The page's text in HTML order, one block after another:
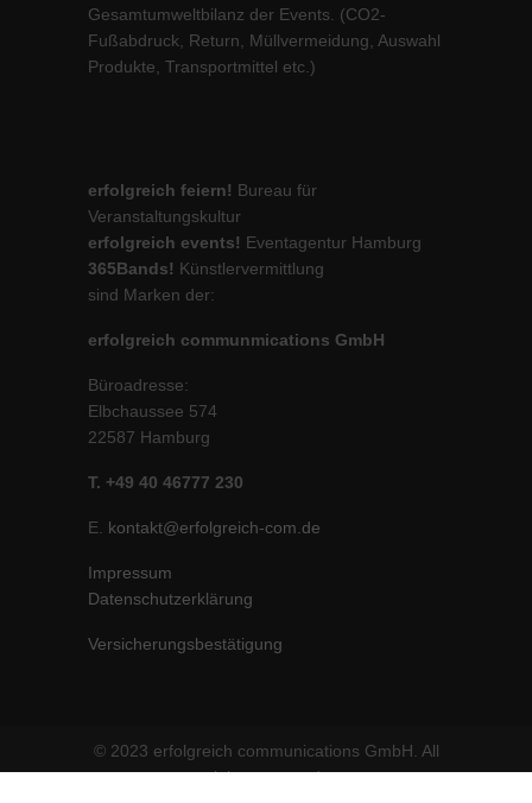
Gesamtumweltbilanz der Events. (CO2-
Fußabdruck, Return, Müllvermeidung, Auswahl
Produkte, Transportmittel etc.)
erfolgreich feiern! Bureau für
Veranstaltungskultur
erfolgreich events! Eventagentur Hamburg
365Bands! Künstlervermittlung
sind Marken der:
erfolgreich communmications GmbH
Büroadresse:
Elbchaussee 574
22587 Hamburg
T. +49 40 46777 230
E. kontakt@erfolgreich-com.de
Impressum
Datenschutzerklärung
Versicherungsbestätigung
© 2023 erfolgreich communications GmbH. All
rights reserved.